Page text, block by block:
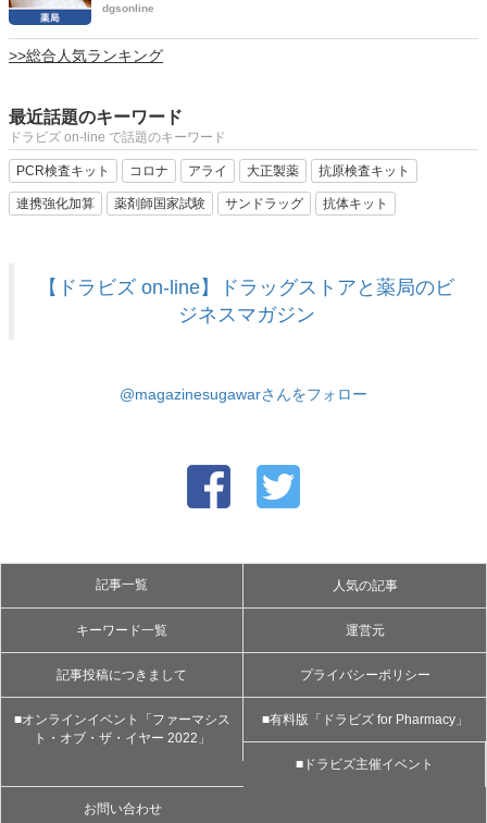
dgsonline
>>総合人気ランキング
最近話題のキーワード
ドラビズ on-line で話題のキーワード
PCR検査キット コロナ アライ 大正製薬 抗原検査キット
連携強化加算 薬剤師国家試験 サンドラッグ 抗体キット
【ドラビズ on-line】ドラッグストアと薬局のビ
ジネスマガジン
@magazinesugawarさんをフォロー
記事一覧 人気の記事
キーワード一覧 運営元
記事投稿につきまして プライバシーポリシー
■オンラインイベント「ファーマシス
ト・オブ・ザ・イヤー 2022」
■有料版「ドラビズ for Pharmacy」
■ドラビズ主催イベント
お問い合わせ